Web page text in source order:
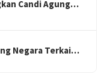
Candi Agung…
Negara Terkai…